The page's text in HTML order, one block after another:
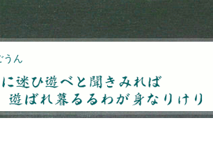
うん
ひ遊べと聞きみれば遊ばれ暮るるわが